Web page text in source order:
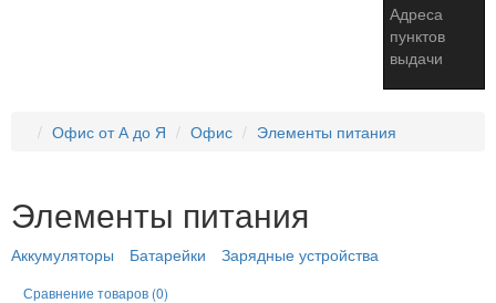
Адреса
пунктов
выдачи
Офис от А до Я Офис Элементы питания
Элементы питания
Аккумуляторы Батарейки Зарядные устройства
Сравнение товаров (0)